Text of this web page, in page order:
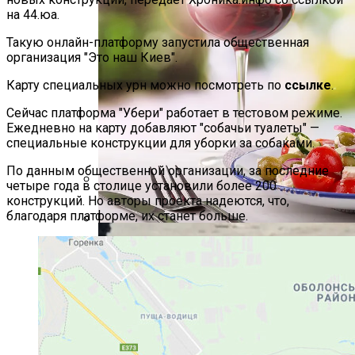
Международная Реакция На Тарифы
Трампа: Что Стоит На Кону
Кризис Безопасности На Гаити:
Ужасающая Реальность Безнадежной
Обстановки
Как Сочетать Вина С Салатами:
Делится Опытом АЛКОМАГ
на 44.юа.
Такую онлайн-платформу запустила общественная
организация ″Это наш Киев″.
Карту специальных урн можно посмотреть по ссылке.
Сейчас платформа ″Убери″ работает в тестовом режиме.
Ежедневно на карту добавляют ″собачьи туалеты″ —
специальные конструкции для уборки за собаками.
По данным общественной организации, за последние
четыре года в столице установили более 200
конструкций. Но авторы проекта надеются, что,
благодаря платформе, их станет больше.